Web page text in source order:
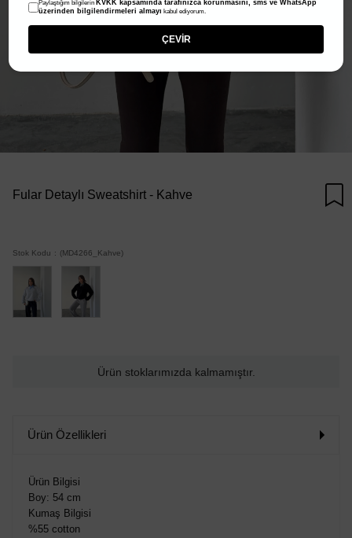
Fular Detaylı Sweatshirt - Kahve
Stok Kodu (MD4266_Kahve)
Ürün stoklarımızda kalmamıştır.
Ürün Özellikleri
Ürün Bilgisi
Boy: 54 cm
Kumaş Bilgisi
%55 cotton
Paylaştığım bilgilerin KVKK kapsamında tarafınızca korunmasını, sms ve WhatsApp
üzerinden bilgilendirmeleri almayı kabul ediyorum.
ÇEVİR